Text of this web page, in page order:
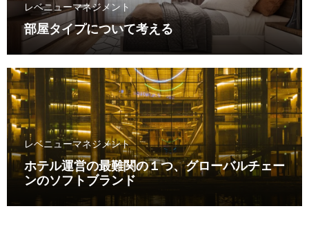
レベニューマネジメント
部屋タイプについて考える
レベニューマネジメント
ホテル運営の最難関の１つ、グローバルチェー
ンのソフトブランド